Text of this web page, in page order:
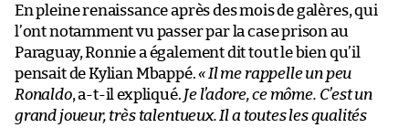
En pleine renaissance après des mois de galères, qui
l’ont notamment vu passer par la case prison au
Paraguay, Ronnie a également dit tout le bien qu’il
pensait de Kylian Mbappé.« Il me rappelle un peu
Ronaldo, a-t-il expliqué. Je l’adore, ce môme. C’est un
grand joueur, très talentueux. Il a toutes les qualités